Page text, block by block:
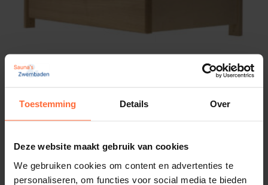
Toestemming Details Over
Deze website maakt gebruik van cookies
We gebruiken cookies om content en advertenties te
personaliseren, om functies voor social media te bieden
2 lats, 2 delig Sauna ovenbeschermrek (50 x
40 cm)